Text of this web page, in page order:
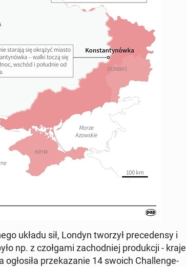
układu sił, Londyn tworzył pre­ce­den­sy i
np. z czoł­ga­mi za­chod­niej pro­duk­cji - kraje
ogło­si­ła prze­ka­za­nie 14 swoich Chal­len­ge­